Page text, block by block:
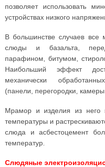
позволяет использовать
устройствах низкого
В большинстве случаев все
слюды и базальта,
парафином, битумом,
Наибольший эффект
механически
(панели, перегородки, камеры
Мрамор и изделия из него
температуры и
слюда и асбестоцемент
температур.
Слюдяные